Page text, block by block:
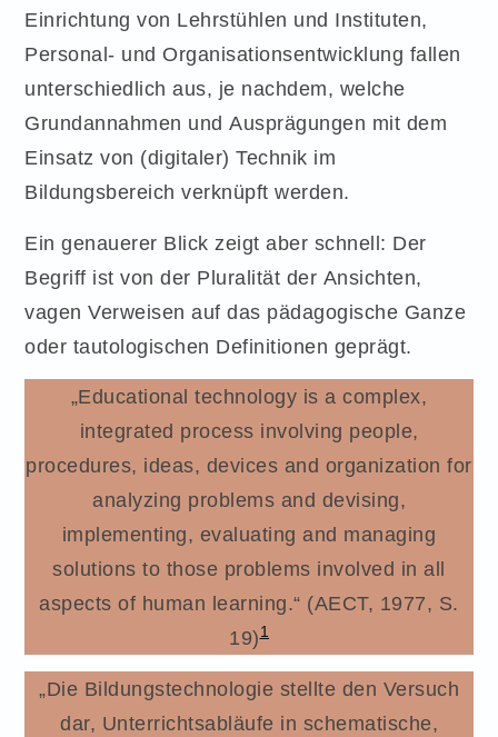
Einrichtung von Lehrstühlen und Instituten,
Personal- und Organisationsentwicklung fallen
unterschiedlich aus, je nachdem, welche
Grundannahmen und Ausprägungen mit dem
Einsatz von (digitaler) Technik im
Bildungsbereich verknüpft werden.
Ein genauerer Blick zeigt aber schnell: Der
Begriff ist von der Pluralität der Ansichten,
vagen Verweisen auf das pädagogische Ganze
oder tautologischen Definitionen geprägt.
„Educational technology is a complex,
integrated process involving people,
procedures, ideas, devices and organization for
analyzing problems and devising,
implementing, evaluating and managing
solutions to those problems involved in all
aspects of human learning.“ (AECT, 1977, S.
19)1
„Die Bildungstechnologie stellte den Versuch
dar, Unterrichtsabläufe in schematische,